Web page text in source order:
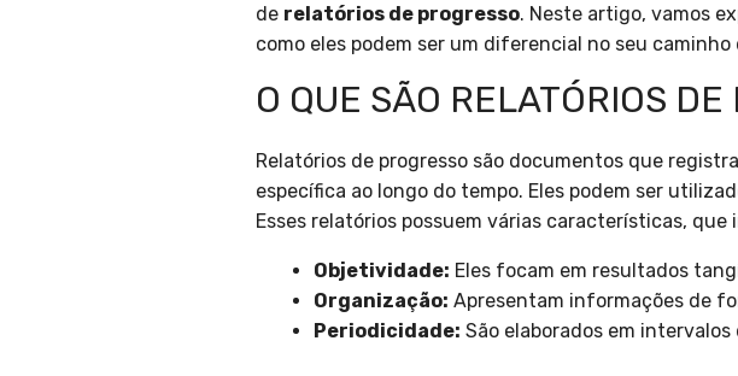
de relatórios de progresso. Neste artigo, vamos
como eles podem ser um diferencial no seu
O QUE SÃO RELATÓRIOS DE
Relatórios de progresso são documentos que
específica ao longo do tempo. Eles podem ser
Esses relatórios possuem várias características, que
Objetividade: Eles focam em resultados
Organização: Apresentam informações de
Periodicidade: São elaborados em